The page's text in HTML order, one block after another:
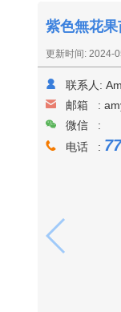
紫色無花
更新时间: 2024-
联系人:
邮箱 :
微信 :
电话 :